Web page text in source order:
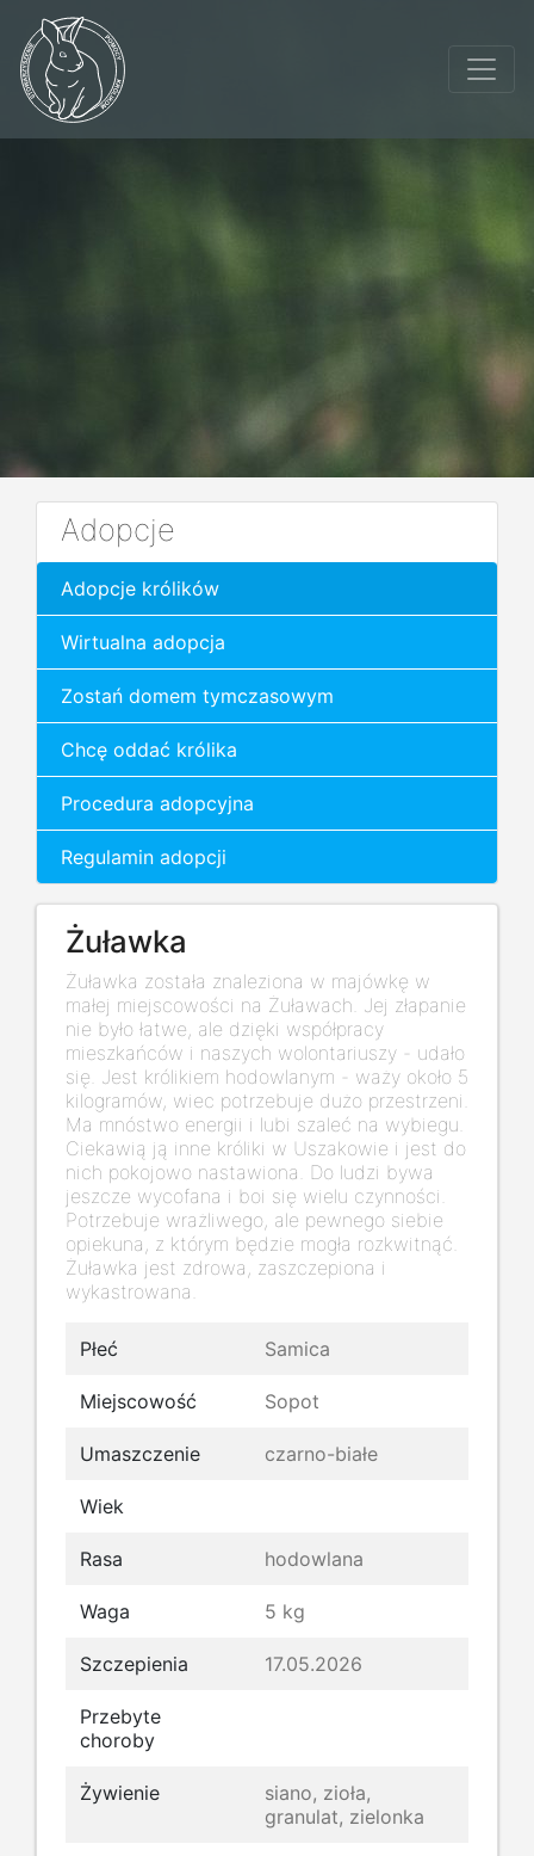
Adopcje
Adopcje królików
Wirtualna adopcja
Zostań domem tymczasowym
Chcę oddać królika
Procedura adopcyjna
Regulamin adopcji
Żuławka
Żuławka została znaleziona w majówkę w
małej miejscowości na Żuławach. Jej złapanie
nie było łatwe, ale dzięki współpracy
mieszkańców i naszych wolontariuszy - udało
się. Jest królikiem hodowlanym - waży około 5
kilogramów, wiec potrzebuje dużo przestrzeni.
Ma mnóstwo energii i lubi szaleć na wybiegu.
Ciekawią ją inne króliki w Uszakowie i jest do
nich pokojowo nastawiona. Do ludzi bywa
jeszcze wycofana i boi się wielu czynności.
Potrzebuje wrażliwego, ale pewnego siebie
opiekuna, z którym będzie mogła rozkwitnąć.
Żuławka jest zdrowa, zaszczepiona i
wykastrowana.
Płeć Samica
Miejscowość Sopot
Umaszczenie czarno-białe
Wiek
Rasa hodowlana
Waga 5 kg
Szczepienia 17.05.2026
Przebyte
choroby
Żywienie
siano, zioła,
granulat, zielonka